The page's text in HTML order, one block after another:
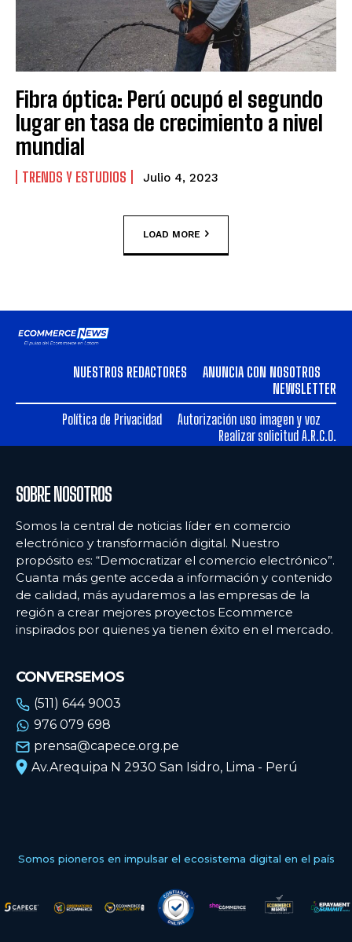
Fibra óptica: Perú ocupó el segundo
lugar en tasa de crecimiento a nivel
mundial
TRENDS Y ESTUDIOS Julio 4, 2023
LOAD MORE
NUESTROS REDACTORES
ANUNCIA CON NOSOTROS
NEWSLETTER
Política de Privacidad
Autorización uso imagen y voz
Realizar solicitud A.R.C.O.
SOBRE NOSOTROS
Somos la central de noticias líder en comercio
electrónico y transformación digital. Nuestro
propósito es: “Democratizar el comercio electrónico”.
Cuanta más gente acceda a información y contenido
de calidad, más ayudaremos a las empresas de la
región a crear mejores proyectos Ecommerce
inspirados por quienes ya tienen éxito en el mercado.
CONVERSEMOS
(511) 644 9003
976 079 698
prensa@capece.org.pe
Av.Arequipa N 2930 San Isidro, Lima - Perú
Somos pioneros en impulsar el ecosistema digital en el país